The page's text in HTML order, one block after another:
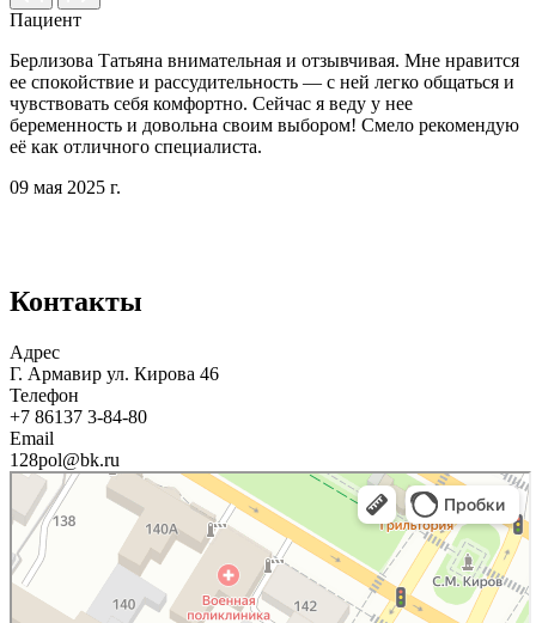
Пациент
Берлизова Татьяна внимательная и отзывчивая. Мне нравится
ее спокойствие и рассудительность — с ней легко общаться и
чувствовать себя комфортно. Сейчас я веду у нее
беременность и довольна своим выбором! Смело рекомендую
её как отличного специалиста.
09 мая 2025 г.
Контакты
Адрес
Г. Армавир ул. Кирова 46
Телефон
+7 86137 3‑84-80
Email
128pol@bk.ru